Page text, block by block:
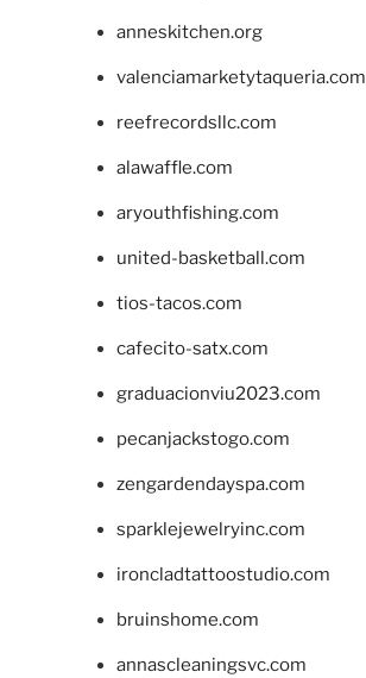
anneskitchen.org
valenciamarketytaqueria.com
reefrecordsllc.com
alawaffle.com
aryouthfishing.com
united-basketball.com
tios-tacos.com
cafecito-satx.com
graduacionviu2023.com
pecanjackstogo.com
zengardendayspa.com
sparklejewelryinc.com
ironcladtattoostudio.com
bruinshome.com
annascleaningsvc.com